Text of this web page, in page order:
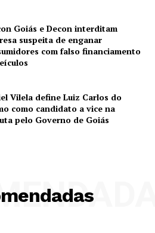
Goiás e Decon interditam
suspeita de enganar
com falso financiamento
Vilela define Luiz Carlos do
como candidato a vice na
pelo Governo de Goiás